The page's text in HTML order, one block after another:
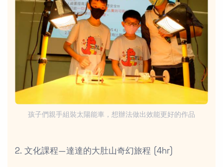
孩子們親手組裝太陽能車，想辦法做出效能更好的作品
2. 文化課程—達達的大肚山奇幻旅程 (4hr)